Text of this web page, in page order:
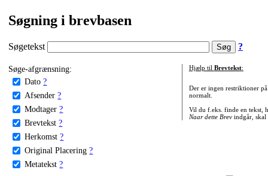
Søgning i brevbasen
Søgetekst ?
Søge-afgrænsning:
Dato ?
Afsender ?
Modtager ?
Brevtekst ?
Herkomst ?
Original Placering ?
Metatekst ?
Hjælp til Brevtekst:
Der er ingen restriktioner
normalt.
Vil du f.eks. finde en tekst,
Naar dette Brevindgår, skal